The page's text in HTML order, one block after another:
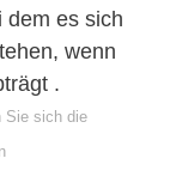
dem es sich
wenn
.
Sie sich die